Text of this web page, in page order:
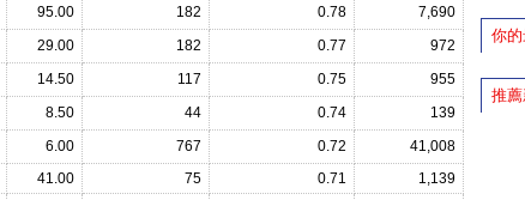
95.00 182 0.78
7,690
29.00 182 0.77
972
14.50 117 0.75
955
8.50 44 0.74
139
6.00 767 0.72
41,008
41.00 75 0.71
1,139
你
推